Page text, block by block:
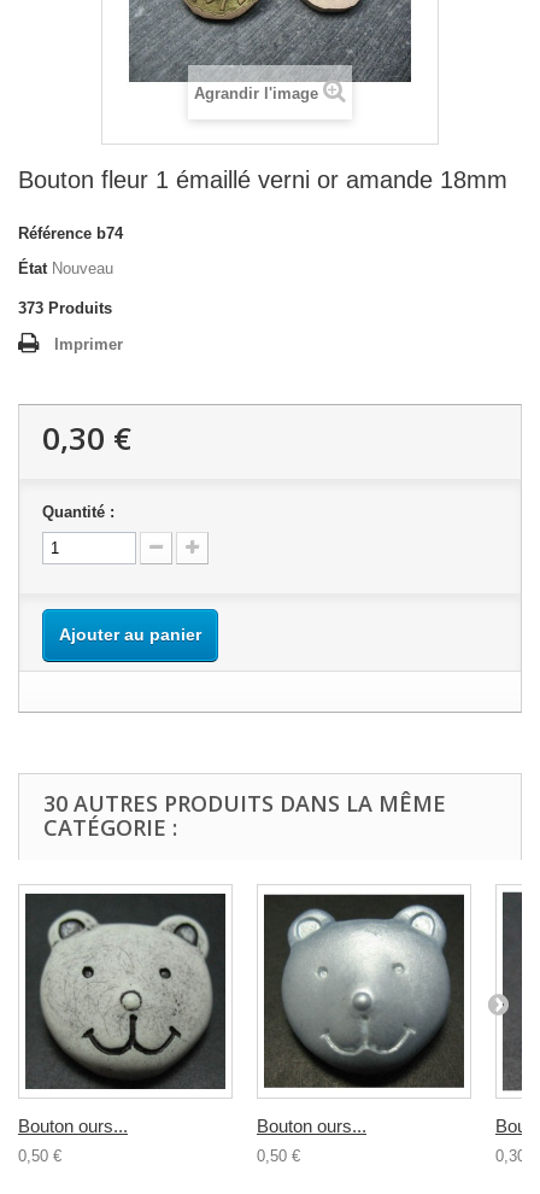
Agrandir l'image
Bouton fleur 1 émaillé verni or amande 18mm
Référence b74
État Nouveau
373 Produits
Imprimer
0,30 €
Quantité :
Ajouter au panier
30 AUTRES PRODUITS DANS LA MÊME
CATÉGORIE :
Bouton ours...
0,50 €
Bouton ours...
0,50 € 0,30 €